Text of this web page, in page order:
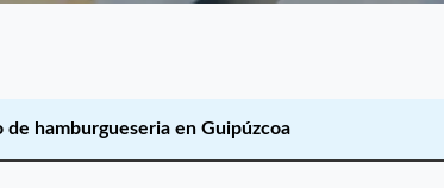
hamburgueseria en Guipúzcoa